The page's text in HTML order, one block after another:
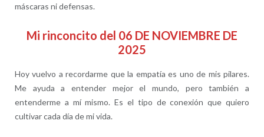
máscaras ni defensas.
Mi rinconcito del 06 DE NOVIEMBRE DE
2025
Hoy vuelvo a recordarme que la empatía es uno de mis pilares.
Me ayuda a entender mejor el mundo, pero también a
entenderme a mí mismo. Es el tipo de conexión que quiero
cultivar cada día de mi vida.